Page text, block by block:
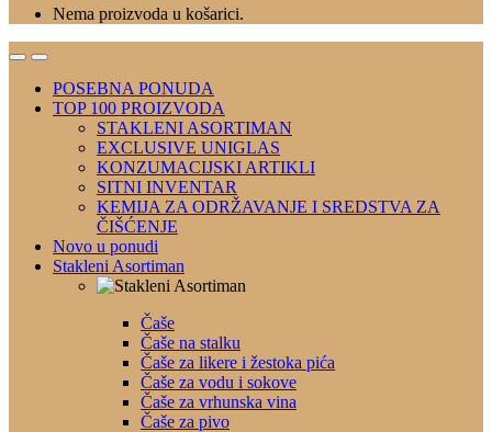
Nema proizvoda u košarici.
POSEBNA PONUDA
TOP 100 PROIZVODA
STAKLENI ASORTIMAN
EXCLUSIVE UNIGLAS
KONZUMACIJSKI ARTIKLI
SITNI INVENTAR
KEMIJA ZA ODRŽAVANJE I SREDSTVA ZA
ČIŠĆENJE
Novo u ponudi
Stakleni Asortiman
Čaše
Čaše na stalku
Čaše za likere i žestoka pića
Čaše za vodu i sokove
Čaše za vrhunska vina
Čaše za pivo